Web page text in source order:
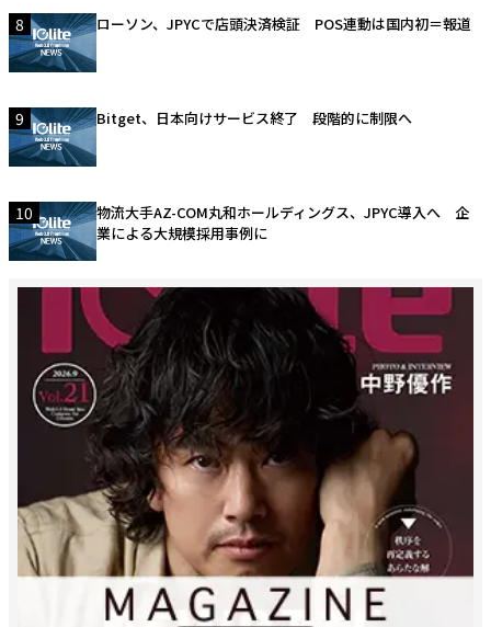
8 ローソン、JPYCで店頭決済検証 POS連動は国内初＝報道
9 Bitget、日本向けサービス終了 段階的に制限へ
10
物流大手AZ-COM丸和ホールディングス、JPYC導入へ 企
業による大規模採用事例に